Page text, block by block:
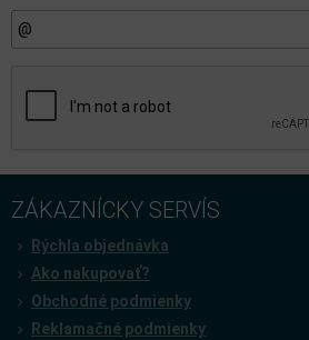
ZÁKAZNÍCKY SERVÍS
Rýchla objednávka
Ako nakupovať?
Obchodné podmienky
Reklamačné podmienky